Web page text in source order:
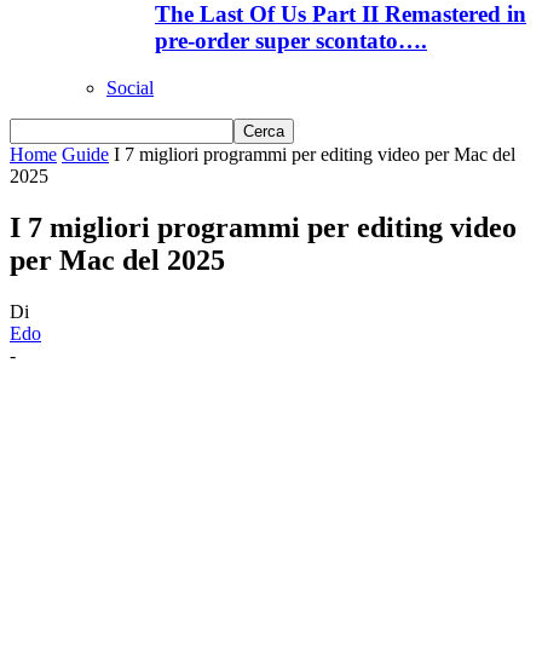
The Last Of Us Part II Remastered in
pre-order super scontato….
Social
Home Guide I 7 migliori programmi per editing video per Mac del
2025
I 7 migliori programmi per editing video
per Mac del 2025
Di
Edo
-